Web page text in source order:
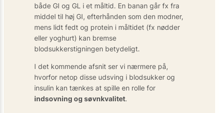
både GI og GL i et måltid. En banan går fx fra
middel til høj GI, efterhånden som den modner,
mens lidt fedt og protein i måltidet (fx nødder
eller yoghurt) kan bremse
blodsukkerstigningen betydeligt.
I det kommende afsnit ser vi nærmere på,
hvorfor netop disse udsving i blodsukker og
insulin kan tænkes at spille en rolle for
indsovning og søvnkvalitet.